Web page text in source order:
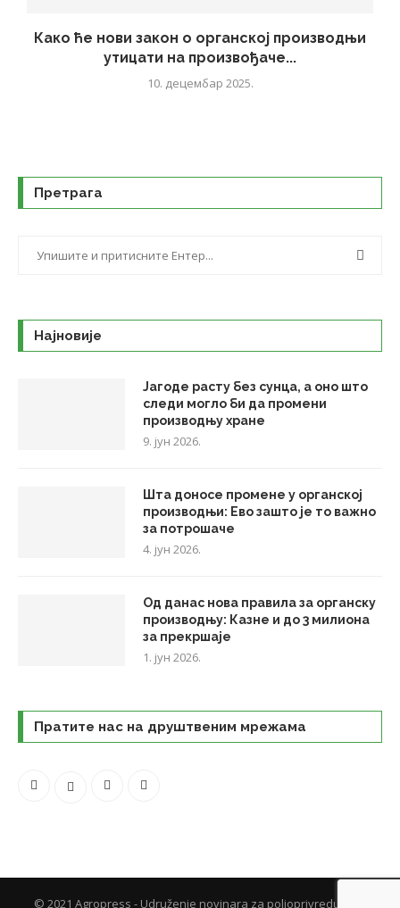
Како ће нови закон о органској производњи
утицати на произвођаче...
10. децембар 2025.
Претрага
Најновије
Јагоде расту без сунца, а оно што
следи могло би да промени
производњу хране
9. јун 2026.
Шта доносе промене у органској
производњи: Ево зашто је то важно
за потрошаче
4. јун 2026.
Од данас нова правила за органску
производњу: Казне и до 3 милиона
за прекршаје
1. јун 2026.
Пратите нас на друштвеним мрежама
© 2021 Agropress - Udruženje novinara za poljoprivredu. Sva